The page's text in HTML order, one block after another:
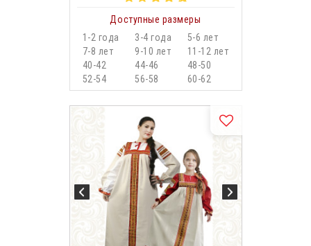
Доступные размеры
1-2 года
3-4 года
5-6 лет
7-8 лет
9-10 лет
11-12 лет
40-42
44-46
48-50
52-54
56-58 60-62